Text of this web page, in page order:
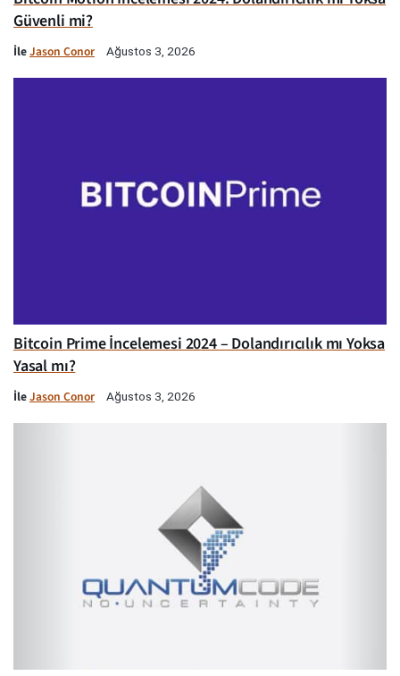
Güvenli mi?
İleJason Conor Ağustos 3, 2026
Bitcoin Prime İncelemesi 2024 – Dolandırıcılık mı Yoksa
Yasal mı?
İleJason Conor Ağustos 3, 2026